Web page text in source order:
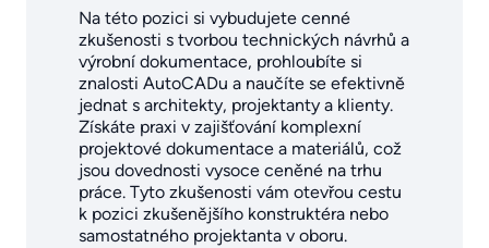
Na této pozici si vybudujete cenné
zkušenosti s tvorbou technických návrhů a
výrobní dokumentace, prohloubíte si
znalosti AutoCADu a naučíte se efektivně
jednat s architekty, projektanty a klienty.
Získáte praxi v zajišťování komplexní
projektové dokumentace a materiálů, což
jsou dovednosti vysoce ceněné na trhu
práce. Tyto zkušenosti vám otevřou cestu
k pozici zkušenějšího konstruktéra nebo
samostatného projektanta v oboru.